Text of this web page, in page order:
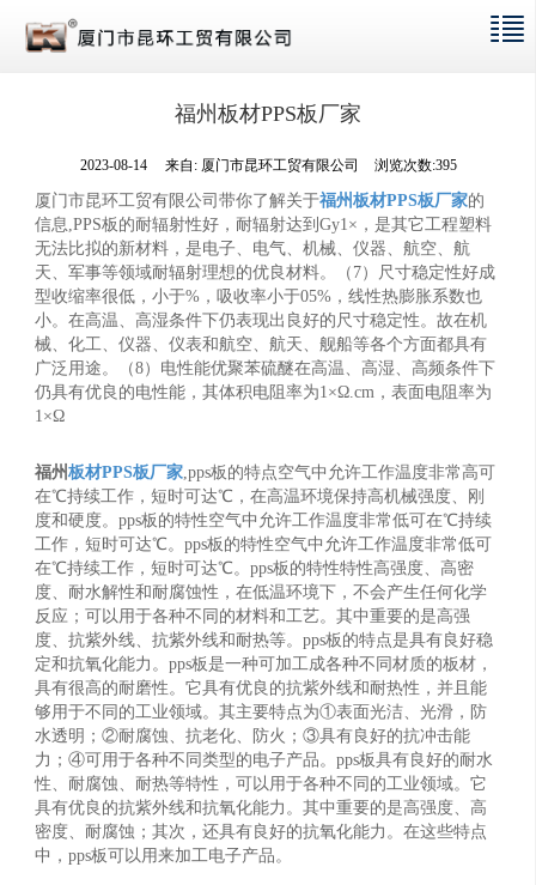
福州板材PPS板厂家
2023-08-14 来自: 厦门市昆环工贸有限公司 浏览次数:395
厦门市昆环工贸有限公司带你了解关于福州板材PPS板厂家的
信息,PPS板的耐辐射性好，耐辐射达到Gy1×，是其它工程塑料
无法比拟的新材料，是电子、电气、机械、仪器、航空、航
天、军事等领域耐辐射理想的优良材料。（7）尺寸稳定性好成
型收缩率很低，小于%，吸收率小于05%，线性热膨胀系数也
小。在高温、高湿条件下仍表现出良好的尺寸稳定性。故在机
械、化工、仪器、仪表和航空、航天、舰船等各个方面都具有
广泛用途。（8）电性能优聚苯硫醚在高温、高湿、高频条件下
仍具有优良的电性能，其体积电阻率为1×Ω.cm，表面电阻率为
1×Ω
福州板材PPS板厂家,pps板的特点空气中允许工作温度非常高可
在℃持续工作，短时可达℃，在高温环境保持高机械强度、刚
度和硬度。pps板的特性空气中允许工作温度非常低可在℃持续
工作，短时可达℃。pps板的特性空气中允许工作温度非常低可
在℃持续工作，短时可达℃。pps板的特性特性高强度、高密
度、耐水解性和耐腐蚀性，在低温环境下，不会产生任何化学
反应；可以用于各种不同的材料和工艺。其中重要的是高强
度、抗紫外线、抗紫外线和耐热等。pps板的特点是具有良好稳
定和抗氧化能力。pps板是一种可加工成各种不同材质的板材，
具有很高的耐磨性。它具有优良的抗紫外线和耐热性，并且能
够用于不同的工业领域。其主要特点为①表面光洁、光滑，防
水透明；②耐腐蚀、抗老化、防火；③具有良好的抗冲击能
力；④可用于各种不同类型的电子产品。pps板具有良好的耐水
性、耐腐蚀、耐热等特性，可以用于各种不同的工业领域。它
具有优良的抗紫外线和抗氧化能力。其中重要的是高强度、高
密度、耐腐蚀；其次，还具有良好的抗氧化能力。在这些特点
中，pps板可以用来加工电子产品。